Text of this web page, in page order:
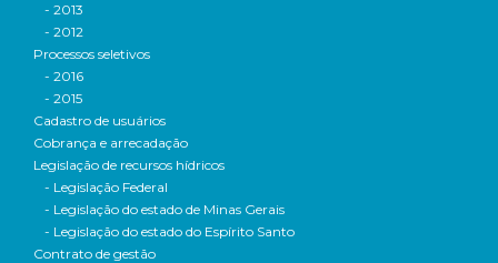
- 2013
- 2012
Processos seletivos
- 2016
- 2015
Cadastro de usuários
Cobrança e arrecadação
Legislação de recursos hídricos
- Legislação Federal
- Legislação do estado de Minas Gerais
- Legislação do estado do Espírito Santo
Contrato de gestão